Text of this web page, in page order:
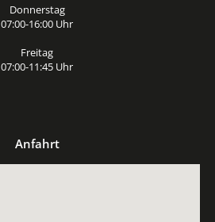
Donnerstag
07:00-16:00 Uhr
Freitag
07:00-11:45 Uhr
Anfahrt